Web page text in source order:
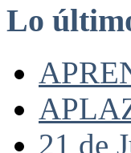
Lo
21 de